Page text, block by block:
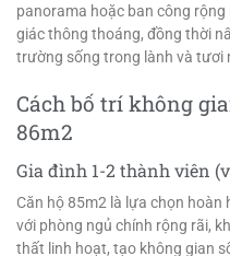
panorama hoặc ban công
giác thông thoáng, đồng thời
trường sống trong lành và tươi
Cách bố trí không
86m2
Gia đình 1-2 thành viên
Căn hộ 85m2 là lựa chọn hoàn
với phòng ngủ chính rộng rãi,
thất linh hoạt, tạo không gian